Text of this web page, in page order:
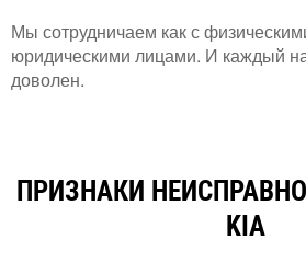
Мы сотрудничаем как с
юридическими лицами. И каждый
доволен.
ПРИЗНАКИ
KIA